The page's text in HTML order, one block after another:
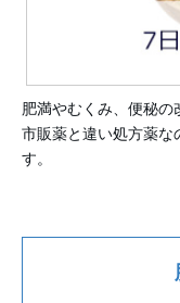
肥満やむくみ、便秘の
市販薬と違い処方薬な
す。